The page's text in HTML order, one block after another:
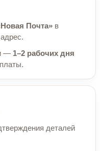
Почта» в
— 1–2 рабочих дня
деталей